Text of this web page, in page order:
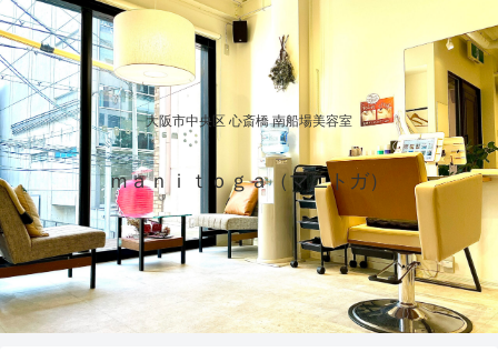
大阪市中央区 心斎橋 南船場美容室
ｍａｎｉｔｏｇａ（マニトガ）